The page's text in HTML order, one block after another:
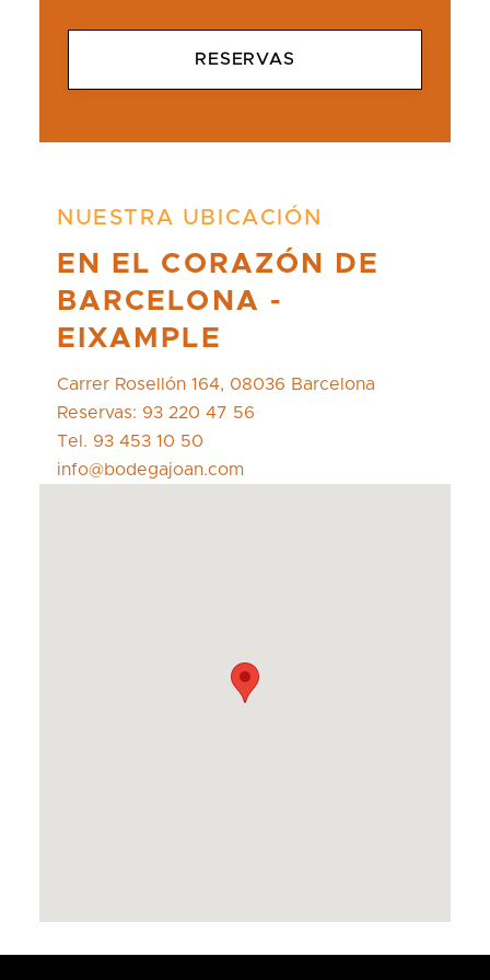
RESERVAS
NUESTRA UBICACIÓN
EN EL CORAZÓN DE
BARCELONA -
EIXAMPLE
Carrer Rosellón 164, 08036 Barcelona
Reservas: 93 220 47 56
Tel. 93 453 10 50
info@bodegajoan.com